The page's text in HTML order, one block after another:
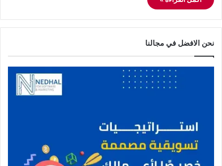
نحن الافضل في مجالنا